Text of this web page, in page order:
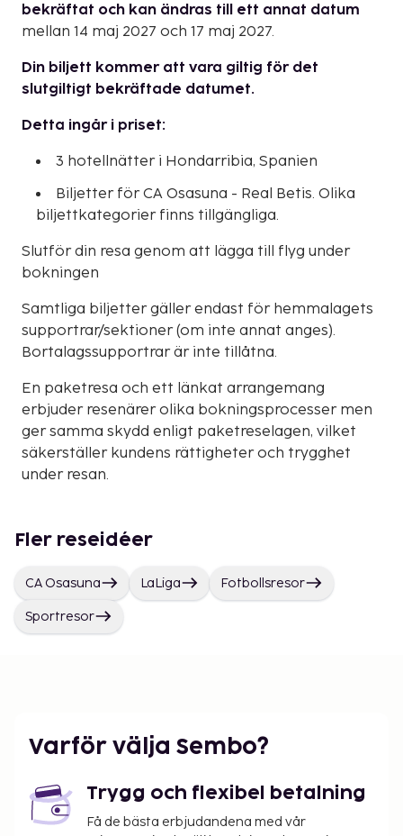
bekräftat och kan ändras till ett annat datum
mellan 14 maj 2027 och 17 maj 2027.
Din biljett kommer att vara giltig för det
slutgiltigt bekräftade datumet.
Detta ingår i priset:
3 hotellnätter i Hondarribia, Spanien
Biljetter för CA Osasuna - Real Betis. Olika
biljettkategorier finns tillgängliga.
Slutför din resa genom att lägga till flyg under
bokningen
Samtliga biljetter gäller endast för hemmalagets
supportrar/sektioner (om inte annat anges).
Bortalagssupportrar är inte tillåtna.
En paketresa och ett länkat arrangemang
erbjuder resenärer olika bokningsprocesser men
ger samma skydd enligt paketreselagen, vilket
säkerställer kundens rättigheter och trygghet
under resan.
Fler reseidéer
CA Osasuna LaLiga Fotbollsresor
Sportresor
Varför välja Sembo?
Trygg och flexibel betalning
Få de bästa erbjudandena med vår